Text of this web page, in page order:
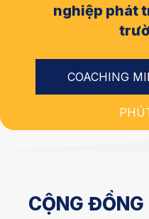
nghiệp phát
COACHING
CỘNG ĐỒNG